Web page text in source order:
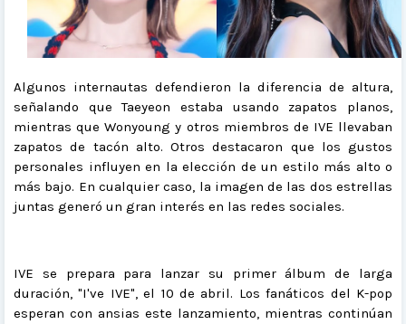
Algunos internautas defendieron la diferencia de altura,
señalando que Taeyeon estaba usando zapatos planos,
mientras que Wonyoung y otros miembros de IVE llevaban
zapatos de tacón alto. Otros destacaron que los gustos
personales influyen en la elección de un estilo más alto o
más bajo. En cualquier caso, la imagen de las dos estrellas
juntas generó un gran interés en las redes sociales.
IVE se prepara para lanzar su primer álbum de larga
duración, "I've IVE", el 10 de abril. Los fanáticos del K-pop
esperan con ansias este lanzamiento, mientras continúan